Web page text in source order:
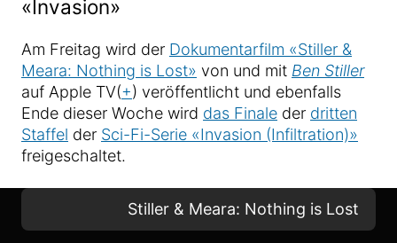
«Invasion»
Am Freitag wird der Dokumentarfilm «Stiller &
Meara: Nothing is Lost» von und mit Ben Stiller
auf Apple TV(+) veröffentlicht und ebenfalls
Ende dieser Woche wird das Finale der dritten
Staffel der Sci-Fi-Serie «Invasion (Infiltration)»
freigeschaltet.
Stiller & Meara: Nothing is Lost